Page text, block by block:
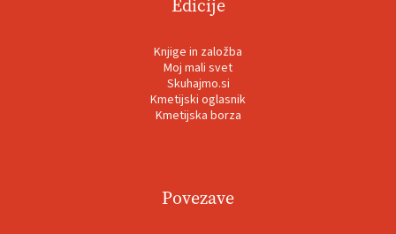
Edicije
Knjige in založba
Moj mali svet
Skuhajmo.si
Kmetijski oglasnik
Kmetijska borza
Povezave